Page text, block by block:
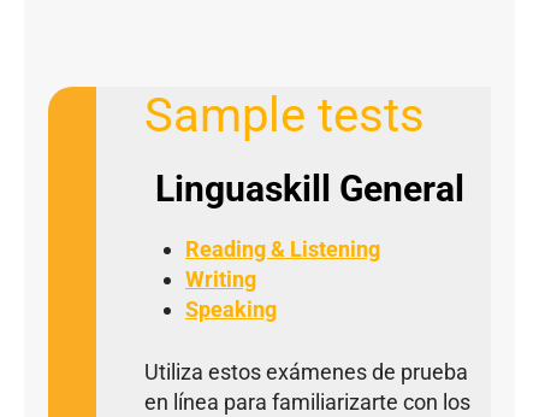
Sample tests
Linguaskill General
Reading & Listening
Writing
Speaking
Utiliza estos exámenes de prueba
en línea para familiarizarte con los